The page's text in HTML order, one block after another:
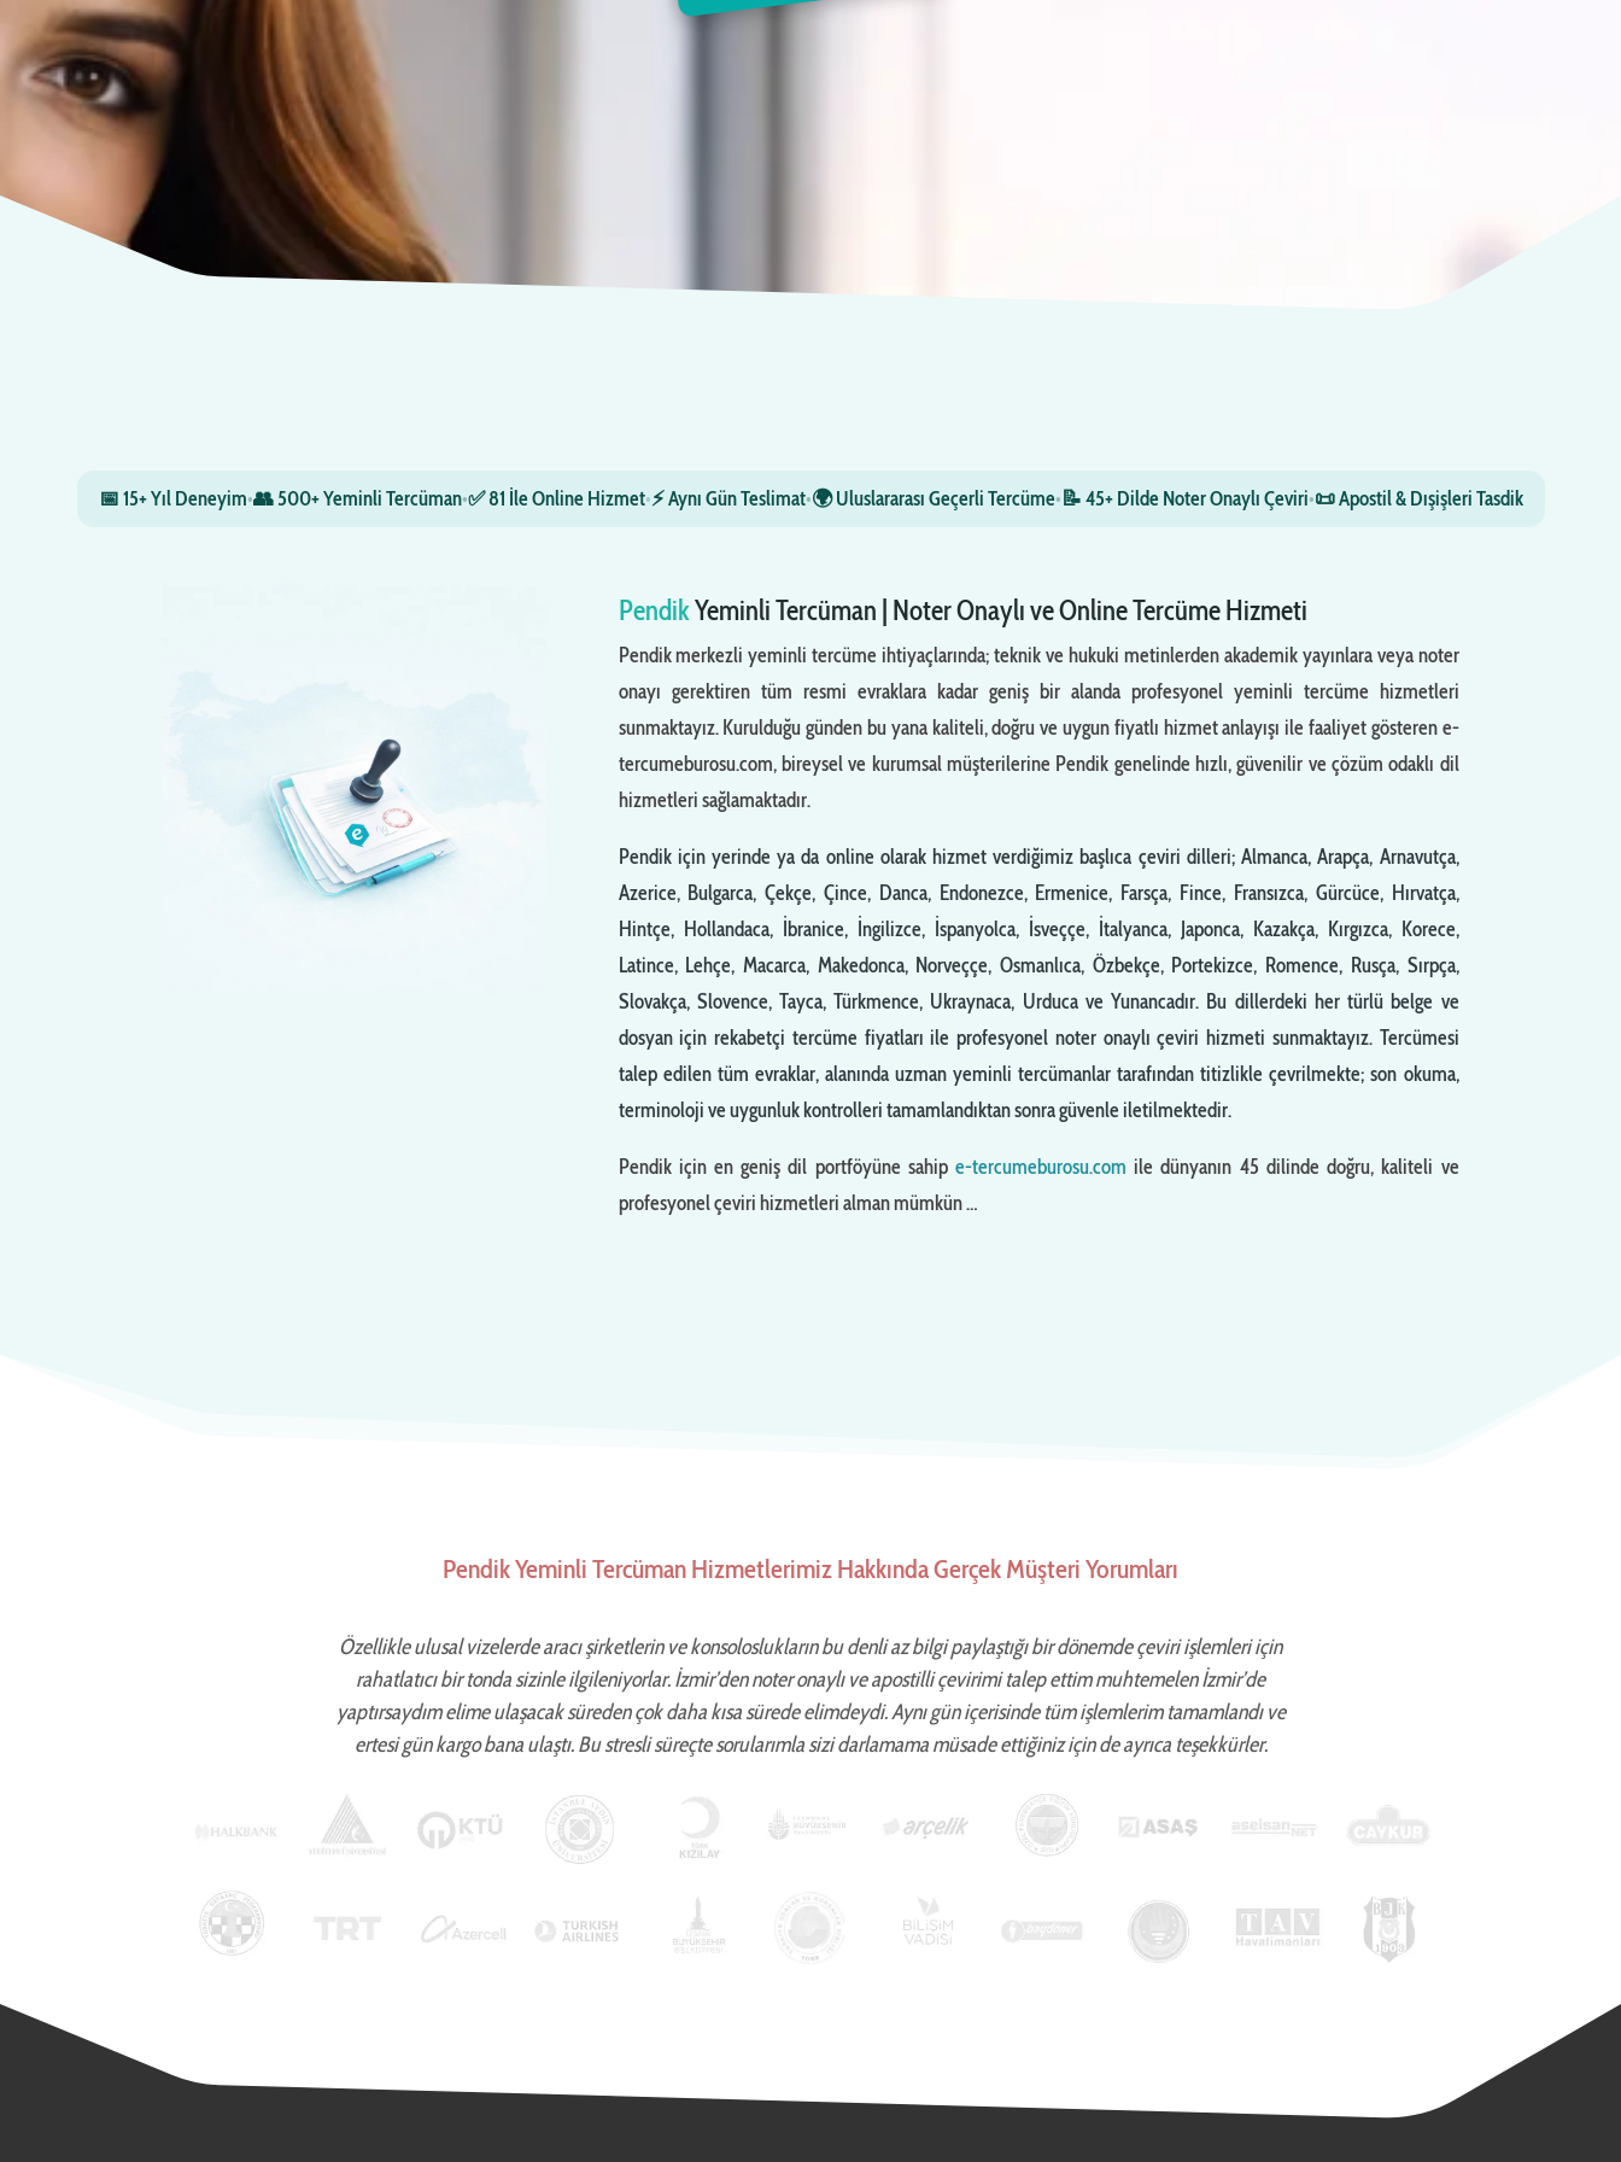
📅 15+ Yıl Deneyim•👥 500+ Yeminli Tercüman•✅ 81 İle Online Hizmet•⚡ Aynı Gün Teslimat•🌍 Uluslararası Geçerli Tercüme•📝 45+ Dilde Noter Onaylı Çeviri•📜 Apostil & Dışişleri Tasdik
PendikYeminli Tercüman | Noter Onaylı ve Online Tercüme Hizmeti
Pendik merkezli yeminli tercüme ihtiyaçlarında; teknik ve hukuki metinlerden akademik yayınlara veya noter
onayı gerektiren tüm resmi evraklara kadar geniş bir alanda profesyonel yeminli tercüme hizmetleri
sunmaktayız. Kurulduğu günden bu yana kaliteli, doğru ve uygun fiyatlı hizmet anlayışı ile faaliyet gösteren e-
tercumeburosu.com, bireysel ve kurumsal müşterilerine Pendik genelinde hızlı, güvenilir ve çözüm odaklı dil
hizmetleri sağlamaktadır.
Pendik için yerinde ya da online olarak hizmet verdiğimiz başlıca çeviri dilleri; Almanca, Arapça, Arnavutça,
Azerice, Bulgarca, Çekçe, Çince, Danca, Endonezce, Ermenice, Farsça, Fince, Fransızca, Gürcüce, Hırvatça,
Hintçe, Hollandaca, İbranice, İngilizce, İspanyolca, İsveççe, İtalyanca, Japonca, Kazakça, Kırgızca, Korece,
Latince, Lehçe, Macarca, Makedonca, Norveççe, Osmanlıca, Özbekçe, Portekizce, Romence, Rusça, Sırpça,
Slovakça, Slovence, Tayca, Türkmence, Ukraynaca, Urduca ve Yunancadır. Bu dillerdeki her türlü belge ve
dosyan için rekabetçi tercüme fiyatları ile profesyonel noter onaylı çeviri hizmeti sunmaktayız. Tercümesi
talep edilen tüm evraklar, alanında uzman yeminli tercümanlar tarafından titizlikle çevrilmekte; son okuma,
terminoloji ve uygunluk kontrolleri tamamlandıktan sonra güvenle iletilmektedir.
Pendik için en geniş dil portföyüne sahipe-tercumeburosu.com ile dünyanın 45 dilinde doğru, kaliteli ve
profesyonel çeviri hizmetleri alman mümkün …
Pendik Yeminli Tercüman Hizmetlerimiz Hakkında Gerçek Müşteri Yorumları
Özellikle ulusal vizelerde aracı şirketlerin ve konsoloslukların bu denli az bilgi paylaştığı bir dönemde çeviri işlemleri için
rahatlatıcı bir tonda sizinle ilgileniyorlar. İzmir’den noter onaylı ve apostilli çevirimi talep ettim muhtemelen İzmir’de
yaptırsaydım elime ulaşacak süreden çok daha kısa sürede elimdeydi. Aynı gün içerisinde tüm işlemlerim tamamlandı ve
ertesi gün kargo bana ulaştı. Bu stresli süreçte sorularımla sizi darlamama müsade ettiğiniz için de ayrıca teşekkürler.